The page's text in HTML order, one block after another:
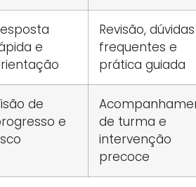
e
Revisão, dúvidas
frequentes e
prática guiada
de
e
de turma e
intervenção
precoce